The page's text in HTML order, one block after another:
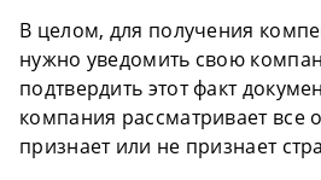
В целом, для получения
нужно уведомить свою
подтвердить этот факт
компания рассматривает все
признает или не признает